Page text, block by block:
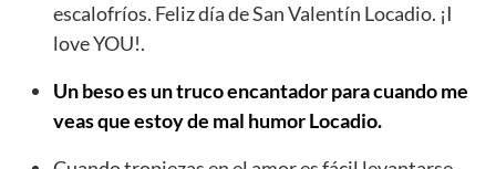
escalofríos. Feliz día de San Valentín Locadio. ¡I
love YOU!.
Un beso es un truco encantador para cuando me
veas que estoy de mal humor Locadio.